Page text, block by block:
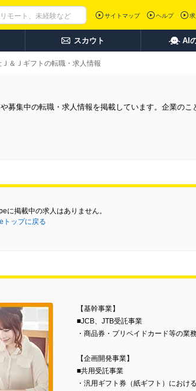
サイトマップ ヘルプ
スカウト AI
＆Ｊギフトの転職・求人情報
募集中の転職・求人情報を掲載しています。企業のこ
に掲載中の求人はありません。
トップに戻る
【基幹事業】
■JCB、JTB受託事業
・商品券・プリペイドカード等の業
【企画開発事業】
■共用受託事業
・汎用ギフト券（紙ギフト）におけ